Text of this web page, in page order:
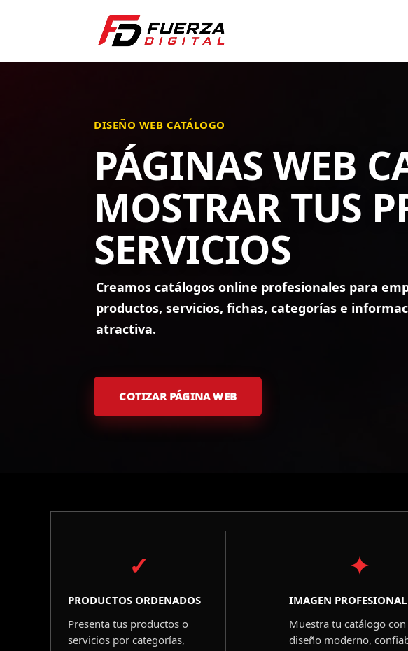
DISEÑO WEB CATÁLOGO
PÁGINAS WEB
MOSTRAR TUS
SERVICIOS
Creamos catálogos online profesionales para
productos, servicios, fichas, categorías e
atractiva.
COTIZAR PÁGINA WEB
✓
PRODUCTOS ORDENADOS
Presenta tus productos o
servicios por categorías,
✦
IMAGEN PROFESIONAL
Muestra tu catálogo con
diseño moderno,